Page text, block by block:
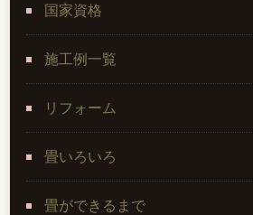
国家資格
施工例一覧
リフォーム
畳いろいろ
畳ができるまで